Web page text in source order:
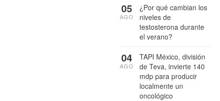
¿Por qué cambian los
niveles de
testosterona durante
el verano?
05
AGO
TAPI México, división
de Teva, invierte 140
mdp para producir
localmente un
oncológico
04
AGO